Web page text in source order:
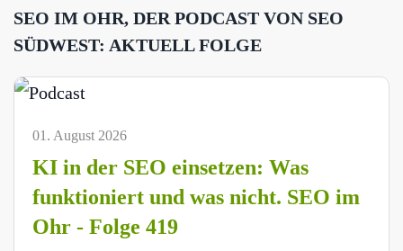
SEO IM OHR, DER PODCAST VON SEO
SÜDWEST: AKTUELL FOLGE
01. August 2026
KI in der SEO einsetzen: Was
funktioniert und was nicht. SEO im
Ohr - Folge 419